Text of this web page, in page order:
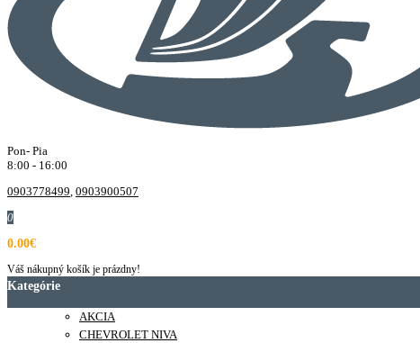
Pon- Pia
8:00 - 16:00
0903778499, 0903900507
0
0.00€
Váš nákupný košík je prázdny!
Kategórie
AKCIA
CHEVROLET NIVA